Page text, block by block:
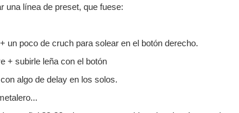
una línea de preset, que fuese:
un poco de cruch para solear en el botón derecho.
+ subirle leña con el botón
algo de delay en los solos.